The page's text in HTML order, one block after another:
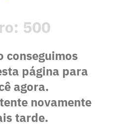
500
conseguimos
página para
agora.
novamente
tarde.